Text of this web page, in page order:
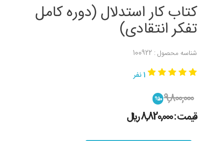
کتاب کار استدلال (دوره کامل
تفکر انتقادی)
شناسه محصول : 100922
1 نفر
9,800,000
%10
قیمت : 8,820,000 ريال